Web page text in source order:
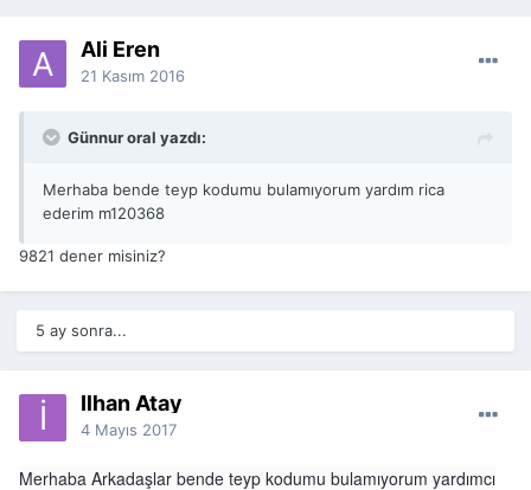
Ali Eren
21 Kasım 2016
Günnur oral yazdı:
Merhaba bende teyp kodumu bulamıyorum yardım rica
ederim m120368
9821 dener misiniz?
5 ay sonra...
İlhan Atay
4 Mayıs 2017
Merhaba Arkadaşlar bende teyp kodumu bulamıyorum yardımcı